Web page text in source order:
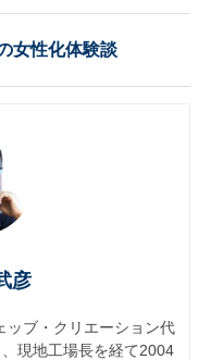
女性化体験談
彦
ッブ・クリエーション代
現地工場長を経て2004